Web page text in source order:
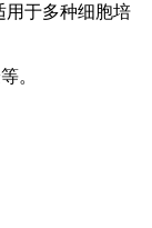
用于多种细胞培
。